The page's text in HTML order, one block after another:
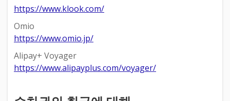
https://www.klook.com/
Omio
https://www.omio.jp/
Alipay+ Voyager
https://www.alipayplus.com/voyager/